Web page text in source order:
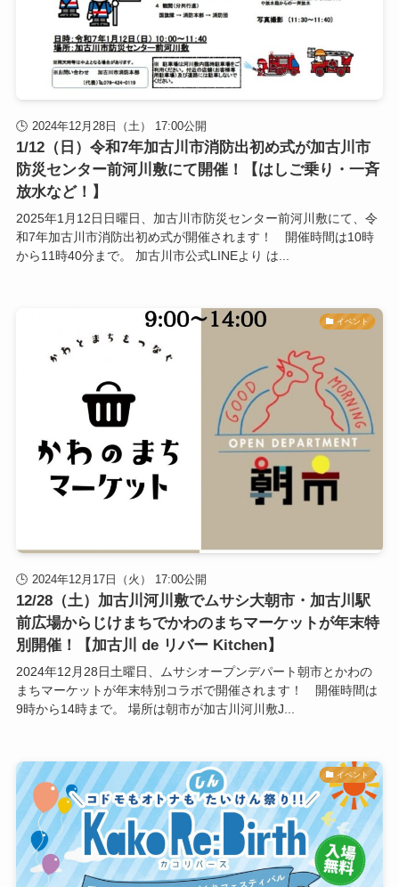
2024年12月28日（土） 17:00公開
1/12（日）令和7年加古川市消防出初め式が加古川市
防災センター前河川敷にて開催！【はしご乗り・一斉
放水など！】
2025年1月12日日曜日、加古川市防災センター前河川敷にて、令
和7年加古川市消防出初め式が開催されます！ 開催時間は10時
から11時40分まで。 加古川市公式LINEより は...
イベント
2024年12月17日（火） 17:00公開
12/28（土）加古川河川敷でムサシ大朝市・加古川駅
前広場からじけまちでかわのまちマーケットが年末特
別開催！【加古川 de リバー Kitchen】
2024年12月28日土曜日、ムサシオープンデパート朝市とかわの
まちマーケットが年末特別コラボで開催されます！ 開催時間は
9時から14時まで。 場所は朝市が加古川河川敷J...
イベント